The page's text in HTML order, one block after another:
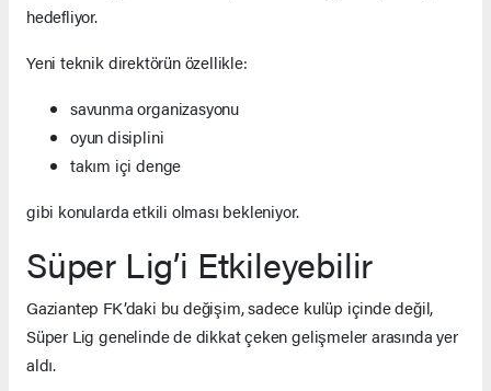
hedefliyor.
Yeni teknik direktörün özellikle:
savunma organizasyonu
oyun disiplini
takım içi denge
gibi konularda etkili olması bekleniyor.
Süper Lig’i Etkileyebilir
Gaziantep FK’daki bu değişim, sadece kulüp içinde değil,
Süper Lig genelinde de dikkat çeken gelişmeler arasında yer
aldı.